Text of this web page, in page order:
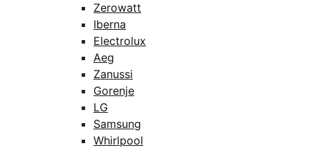
Zerowatt
Iberna
Electrolux
Aeg
Zanussi
Gorenje
LG
Samsung
Whirlpool